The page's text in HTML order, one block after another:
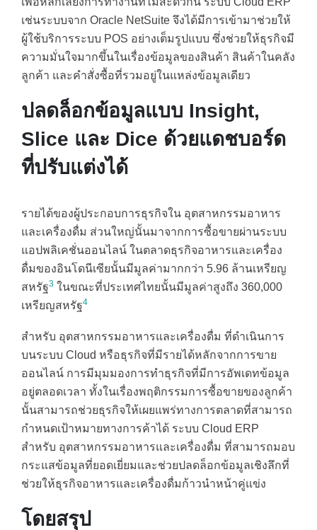
เช่นระบบจาก Oracle NetSuite จึงได้มีการเข้ามาช่วยให้
ผู้ใช้บริการระบบ POS อย่างเต็มรูปแบบ ซึ่งช่วยให้ธุรกิจมี
ความมั่นใจมากขึ้นในเรื่องข้อมูลของสินค้า สินค้าในคลัง
ลูกค้า และคำสั่งซื้อที่รวมอยู่ในแหล่งข้อมูลเดียว
ปลดล็อกข้อมูลแบบ Insight,
Slice และ Dice ด้วยแดชบอร์ด
ที่ปรับแต่งได้
รายได้ของผู้ประกอบการธุรกิจใน อุตสาหกรรมอาหาร
และเครื่องดื่ม ส่วนใหญ่นั้นมาจากการซื้อขายผ่านระบบ
แอปพลิเคชั่นออนไลน์ ในตลาดธุรกิจอาหารและเครื่อง
ดื่มของอินโดนีเซียนั้นมีมูลค่ามากกว่า 5.96 ล้านเหรียญ
สหรัฐ3 ในขณะที่ประเทศไทยนั้นมีมูลค่าสูงถึง 360,000
เหรียญสหรัฐ4
สำหรับ อุตสาหกรรมอาหารและเครื่องดื่ม ที่ดำเนินการ
บนระบบ Cloud หรือธุรกิจที่มีรายได้หลักจากการขาย
ออนไลน์ การมีมุมมองการทำธุรกิจที่มีการอัพเดทข้อมูล
อยู่ตลอดเวลา ทั้งในเรื่องพฤติกรรมการซื้อขายของลูกค้า
นั้นสามารถช่วยธุรกิจให้เผยแพร่ทางการตลาดที่สามารถ
กำหนดเป้าหมายทางการค้าได้ ระบบ Cloud ERP
สำหรับ อุตสาหกรรมอาหารและเครื่องดื่ม ที่สามารถมอบ
กระแสข้อมูลที่ยอดเยี่ยมและช่วยปลดล็อกข้อมูลเชิงลึกที่
ช่วยให้ธุรกิจอาหารและเครื่องดื่มก้าวนำหน้าคู่แข่ง
โดยสรุป